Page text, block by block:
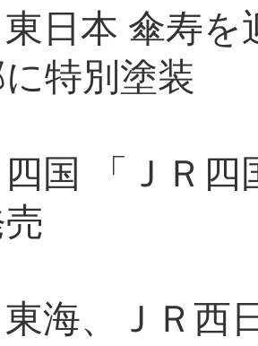
日本 傘寿
特別塗装
国 「ＪＲ
海、ＪＲ西